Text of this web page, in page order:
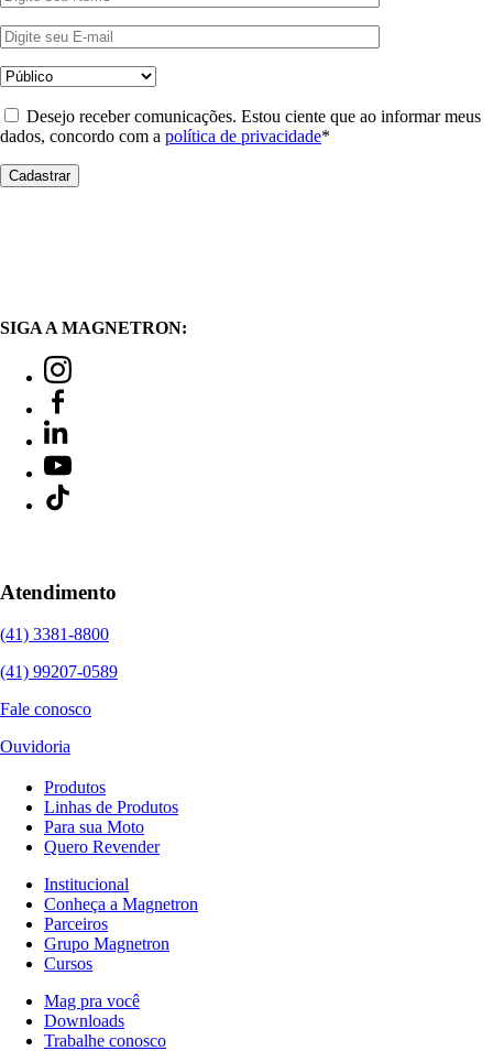
Desejo receber comunicações. Estou ciente que ao informar meus
dados, concordo com a política de privacidade*
SIGA A MAGNETRON:
Atendimento
(41) 3381-8800
(41) 99207-0589
Fale conosco
Ouvidoria
Produtos
Linhas de Produtos
Para sua Moto
Quero Revender
Institucional
Conheça a Magnetron
Parceiros
Grupo Magnetron
Cursos
Mag pra você
Downloads
Trabalhe conosco